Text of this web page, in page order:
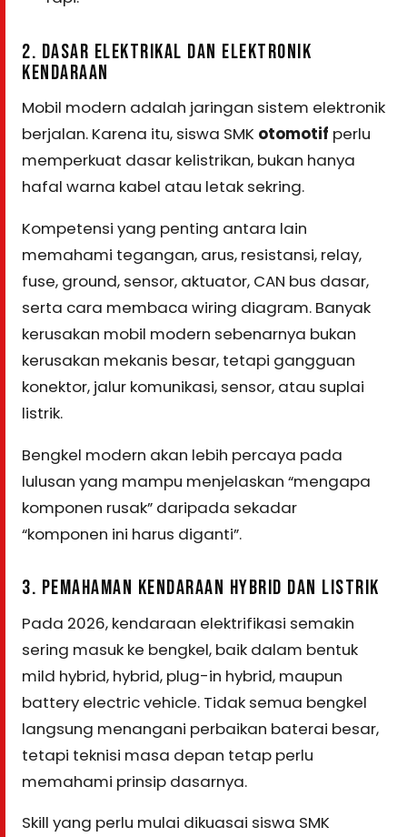
2. DASAR ELEKTRIKAL DAN ELEKTRONIK
KENDARAAN
Mobil modern adalah jaringan sistem elektronik
berjalan. Karena itu, siswa SMK otomotif perlu
memperkuat dasar kelistrikan, bukan hanya
hafal warna kabel atau letak sekring.
Kompetensi yang penting antara lain
memahami tegangan, arus, resistansi, relay,
fuse, ground, sensor, aktuator, CAN bus dasar,
serta cara membaca wiring diagram. Banyak
kerusakan mobil modern sebenarnya bukan
kerusakan mekanis besar, tetapi gangguan
konektor, jalur komunikasi, sensor, atau suplai
listrik.
Bengkel modern akan lebih percaya pada
lulusan yang mampu menjelaskan “mengapa
komponen rusak” daripada sekadar
“komponen ini harus diganti”.
3. PEMAHAMAN KENDARAAN HYBRID DAN LISTRIK
Pada 2026, kendaraan elektrifikasi semakin
sering masuk ke bengkel, baik dalam bentuk
mild hybrid, hybrid, plug-in hybrid, maupun
battery electric vehicle. Tidak semua bengkel
langsung menangani perbaikan baterai besar,
tetapi teknisi masa depan tetap perlu
memahami prinsip dasarnya.
Skill yang perlu mulai dikuasai siswa SMK